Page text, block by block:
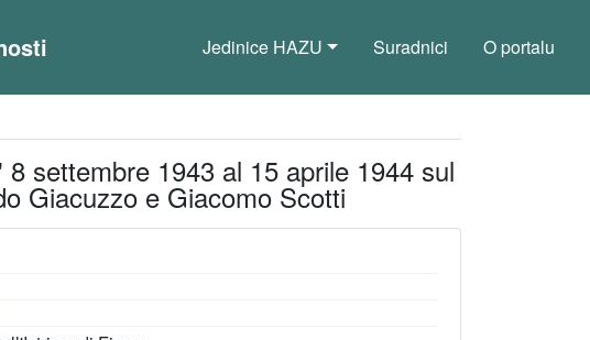
Jedinice HAZU Suradnici O portalu
settembre 1943 al 15 aprile 1944 sul
Giacuzzo e Giacomo Scotti